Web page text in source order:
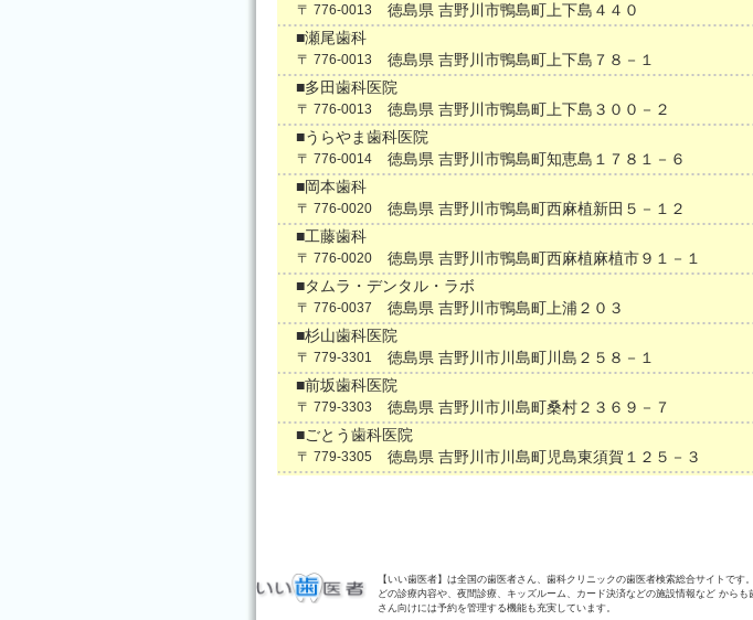
〒 776-0013 徳島県 吉野川市鴨島町上下島４４０
■瀬尾歯科
〒 776-0013 徳島県 吉野川市鴨島町上下島７８－１
■多田歯科医院
〒 776-0013 徳島県 吉野川市鴨島町上下島３００－２
■うらやま歯科医院
〒 776-0014 徳島県 吉野川市鴨島町知恵島１７８１－６
■岡本歯科
〒 776-0020 徳島県 吉野川市鴨島町西麻植新田５－１２
■工藤歯科
〒 776-0020 徳島県 吉野川市鴨島町西麻植麻植市９１－１
■タムラ・デンタル・ラボ
〒 776-0037 徳島県 吉野川市鴨島町上浦２０３
■杉山歯科医院
〒 779-3301 徳島県 吉野川市川島町川島２５８－１
■前坂歯科医院
〒 779-3303 徳島県 吉野川市川島町桑村２３６９－７
■ごとう歯科医院
〒 779-3305 徳島県 吉野川市川島町児島東須賀１２５－３
【いい歯医者】は全国の歯医者さん、歯科クリニックの歯医者検索総合サイトで
どの診療内容や、夜間診療、キッズルーム、カード決済などの施設情報など から
さん向けには予約を管理する機能も充実しています。